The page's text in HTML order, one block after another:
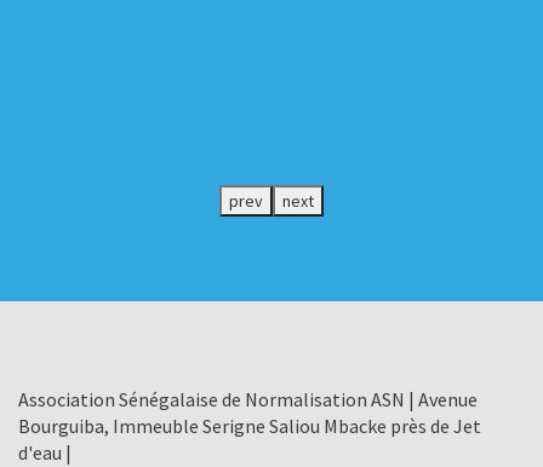
prev next
Association Sénégalaise de Normalisation ASN | Avenue
Bourguiba, Immeuble Serigne Saliou Mbacke près de Jet
d'eau |